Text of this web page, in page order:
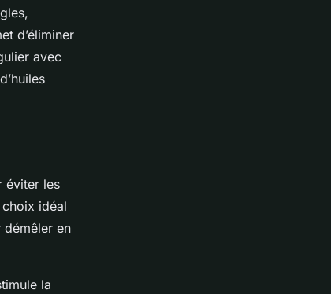
d’éliminer
avec
éviter les
idéal
en
la